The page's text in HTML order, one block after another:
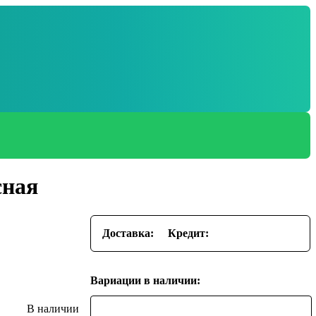
Доставка: Кредит:
Вариации в наличии: